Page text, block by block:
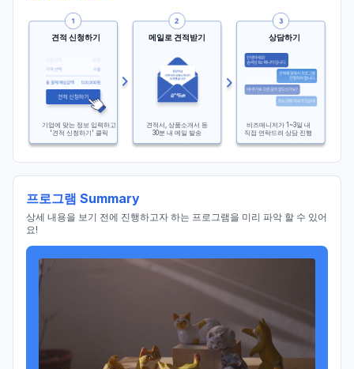
견적 신청하기
기업에 맞는 정보 입력하고
'견적 신청하기' 클릭
메일로 견적받기
견적서, 상품소개서 등
30분 내 메일 발송
상담하기
비즈매니저가 1~3일 내
직접 연락드려 상담 진행
프로그램 Summary
상세 내용을 보기 전에 진행하고자 하는 프로그램을 미리 파악 할 수 있어
요!